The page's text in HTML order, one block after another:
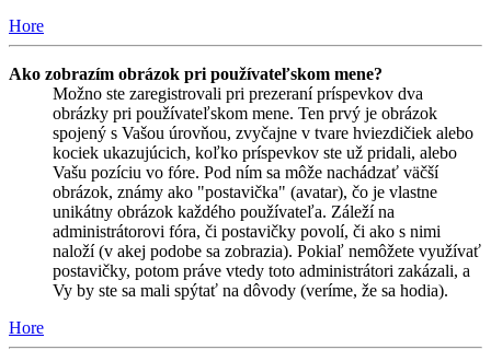
Hore
Ako zobrazím obrázok pri používateľskom mene?
Možno ste zaregistrovali pri prezeraní príspevkov dva
obrázky pri používateľskom mene. Ten prvý je obrázok
spojený s Vašou úrovňou, zvyčajne v tvare hviezdičiek alebo
kociek ukazujúcich, koľko príspevkov ste už pridali, alebo
Vašu pozíciu vo fóre. Pod ním sa môže nachádzať väčší
obrázok, známy ako "postavička" (avatar), čo je vlastne
unikátny obrázok každého používateľa. Záleží na
administrátorovi fóra, či postavičky povolí, či ako s nimi
naloží (v akej podobe sa zobrazia). Pokiaľ nemôžete využívať
postavičky, potom práve vtedy toto administrátori zakázali, a
Vy by ste sa mali spýtať na dôvody (veríme, že sa hodia).
Hore